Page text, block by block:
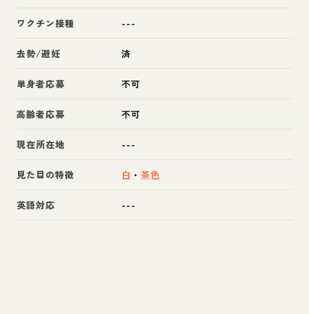
ワクチン接種 ---
去勢/避妊 済
単身者応募 不可
高齢者応募 不可
現在所在地 ---
見た目の特徴 白 ・茶色
英語対応 ---